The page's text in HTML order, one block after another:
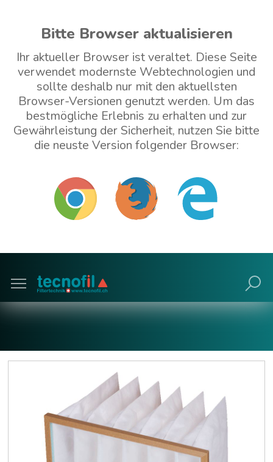
Bitte Browser aktualisieren
Ihr aktueller Browser ist veraltet. Diese Seite
verwendet modernste Webtechnologien und
sollte deshalb nur mit den aktuellsten
Browser-Versionen genutzt werden. Um das
bestmögliche Erlebnis zu erhalten und zur
Gewährleistung der Sicherheit, nutzen Sie bitte
die neuste Version folgender Browser:
Mit veraltetem Browser weitermachen (nicht